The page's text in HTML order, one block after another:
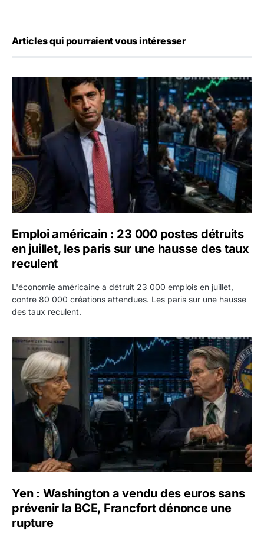
Articles qui pourraient vous intéresser
Emploi américain : 23 000 postes détruits en juillet, les
Emploi américain : 23 000 postes détruits
en juillet, les paris sur une hausse des taux
reculent
L'économie américaine a détruit 23 000 emplois en juillet,
contre 80 000 créations attendues. Les paris sur une hausse
des taux reculent.
Yen : Washington a vendu des euros sans prévenir la
Yen : Washington a vendu des euros sans
prévenir la BCE, Francfort dénonce une
rupture